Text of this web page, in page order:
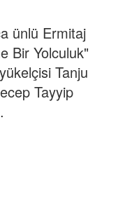
ünlü Ermitaj
Bir Yolculuk"
Tanju
Tayyip